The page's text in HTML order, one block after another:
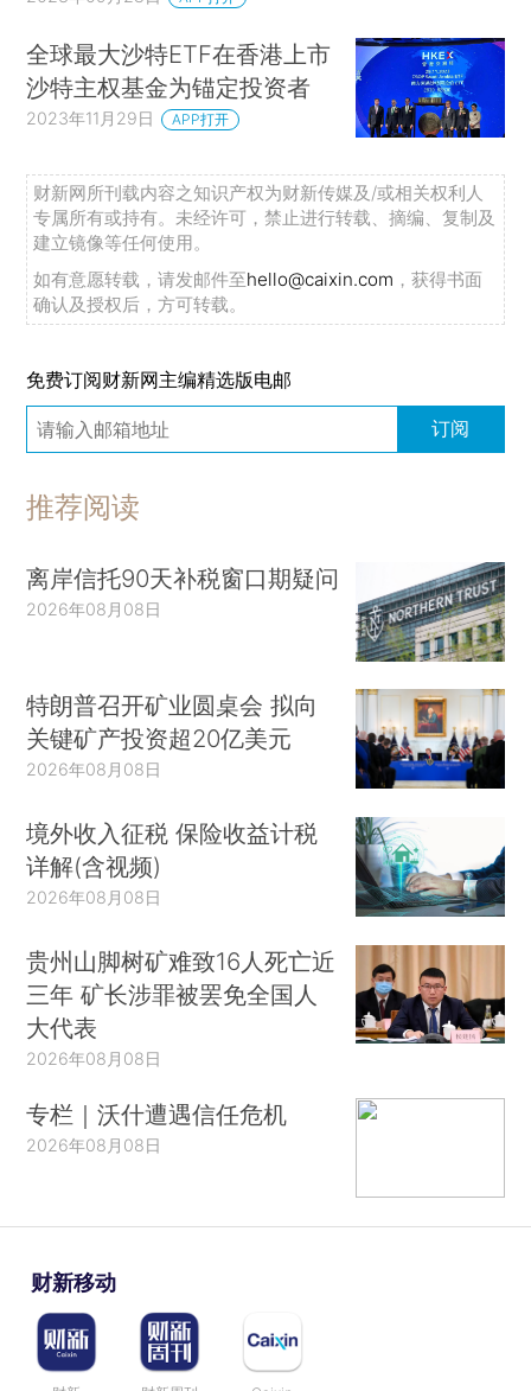
全球最大沙特ETF在香港上市
沙特主权基金为锚定投资者
2023年11月29日 APP打开
财新网所刊载内容之知识产权为财新传媒及/或相关权利人
专属所有或持有。未经许可，禁止进行转载、摘编、复制及
建立镜像等任何使用。
如有意愿转载，请发邮件至hello@caixin.com ，获得书面
确认及授权后，方可转载。
免费订阅财新网主编精选版电邮
订阅
推荐阅读
离岸信托90天补税窗口期疑问
2026年08月08日
特朗普召开矿业圆桌会 拟向
关键矿产投资超20亿美元
2026年08月08日
境外收入征税 保险收益计税
详解(含视频)
2026年08月08日
贵州山脚树矿难致16人死亡近
三年 矿长涉罪被罢免全国人
大代表
2026年08月08日
专栏｜沃什遭遇信任危机
2026年08月08日
财新移动